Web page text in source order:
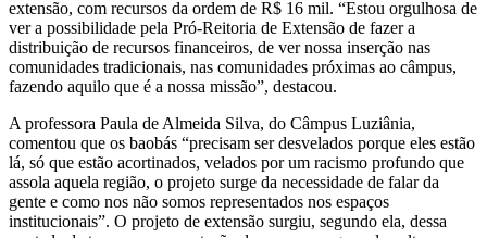
extensão, com recursos da ordem de R$ 16 mil. “Estou orgulhosa de
ver a possibilidade pela Pró-Reitoria de Extensão de fazer a
distribuição de recursos financeiros, de ver nossa inserção nas
comunidades tradicionais, nas comunidades próximas ao câmpus,
fazendo aquilo que é a nossa missão”, destacou.
A professora Paula de Almeida Silva, do Câmpus Luziânia,
comentou que os baobás “precisam ser desvelados porque eles estão
lá, só que estão acortinados, velados por um racismo profundo que
assola aquela região, o projeto surge da necessidade de falar da
gente e como nos não somos representados nos espaços
institucionais”. O projeto de extensão surgiu, segundo ela, dessa